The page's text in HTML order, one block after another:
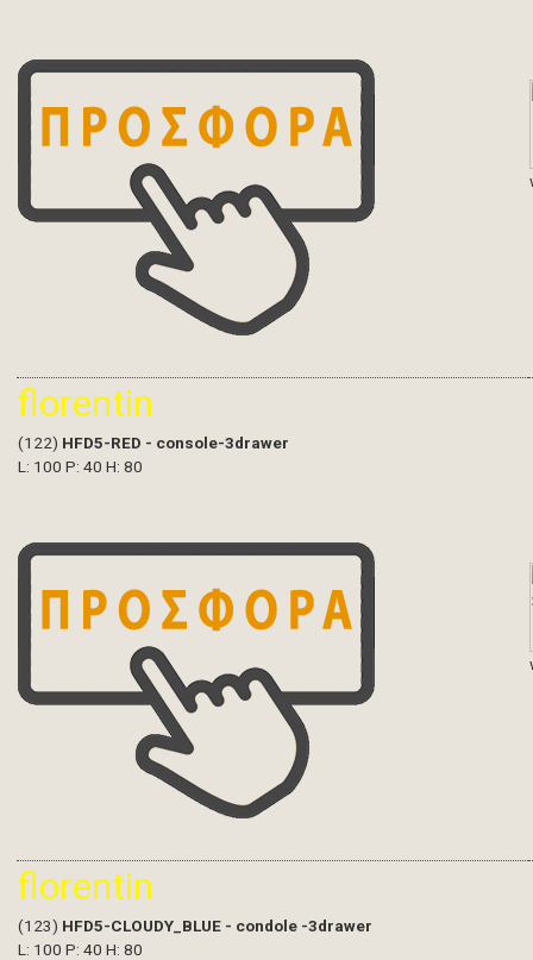
florentin
(122) HFD5-RED - console-3drawer
L: 100 P: 40 H: 80
florentin
(123) HFD5-CLOUDY_BLUE - condole -3drawer
L: 100 P: 40 H: 80